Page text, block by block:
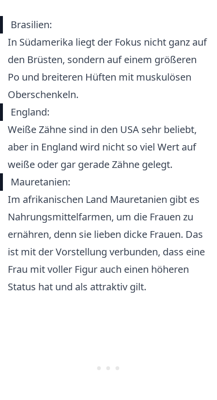
Brasilien:
In Südamerika liegt der Fokus nicht ganz auf
den Brüsten, sondern auf einem größeren
Po und breiteren Hüften mit muskulösen
Oberschenkeln.
England:
Weiße Zähne sind in den USA sehr beliebt,
aber in England wird nicht so viel Wert auf
weiße oder gar gerade Zähne gelegt.
Mauretanien:
Im afrikanischen Land Mauretanien gibt es
Nahrungsmittelfarmen, um die Frauen zu
ernähren, denn sie lieben dicke Frauen. Das
ist mit der Vorstellung verbunden, dass eine
Frau mit voller Figur auch einen höheren
Status hat und als attraktiv gilt.